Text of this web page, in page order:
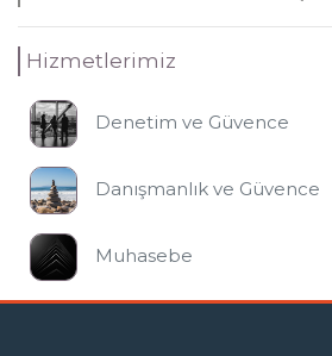
Hizmetlerimiz
Denetim ve Güvence
Danışmanlık ve Güvence
Muhasebe